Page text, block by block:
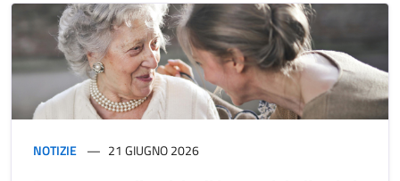
NOTIZIE 21 GIUGNO 2026